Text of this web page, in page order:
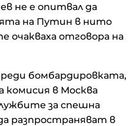
не е опитвал да
на Путин в нито
отговора на
бомбардировката,
в Москва
за спешна
разпространяват в